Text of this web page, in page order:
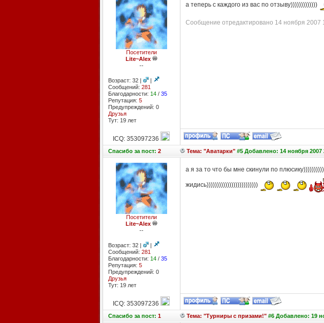
Посетители
Lite~Alex
--
Возраст: 32 |
|
Сообщений: 281
Благодарности: 14/ 35
Репутация: 5
Предупреждений: 0
Друзья
Тут: 19 лет
а теперь с каждого из вас по отзыву)))))))))))))
Сообщение отредактировано 14 ноября 2007
ICQ: 353097236
Спасибоза пост: 2 Тема: "Аватарки"#5 Добавлено: 14 ноября 2007
Посетители
Lite~Alex
--
Возраст: 32 |
|
Сообщений: 281
Благодарности: 14/ 35
Репутация: 5
Предупреждений: 0
Друзья
Тут: 19 лет
а я за то что бы мне скинули по
жидись)))))))))))))))))))))))))
ICQ: 353097236
Спасибоза пост: 1 Тема: "Турниры с призами!"#6 Добавлено: 19